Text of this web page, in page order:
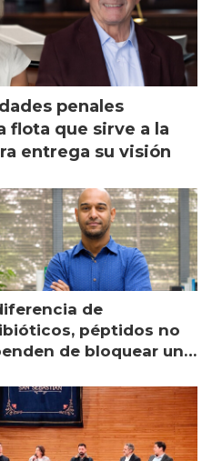
penales
flota que sirve a la
entrega su visión
de
péptidos no
de bloquear una